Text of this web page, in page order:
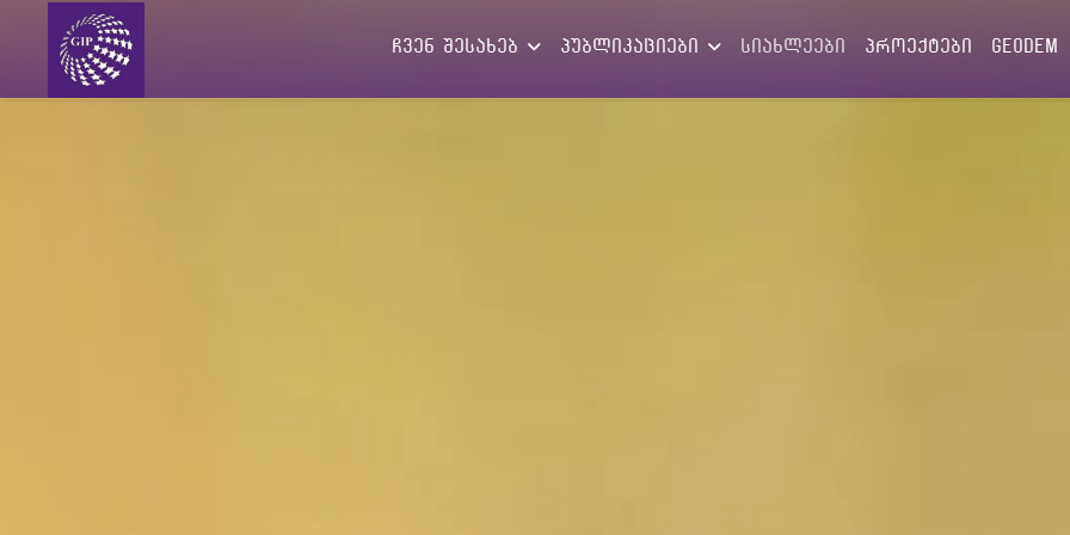
ჩვენ შესახებ პუბლიკაციები სიახლეები პროექტები GEODEM